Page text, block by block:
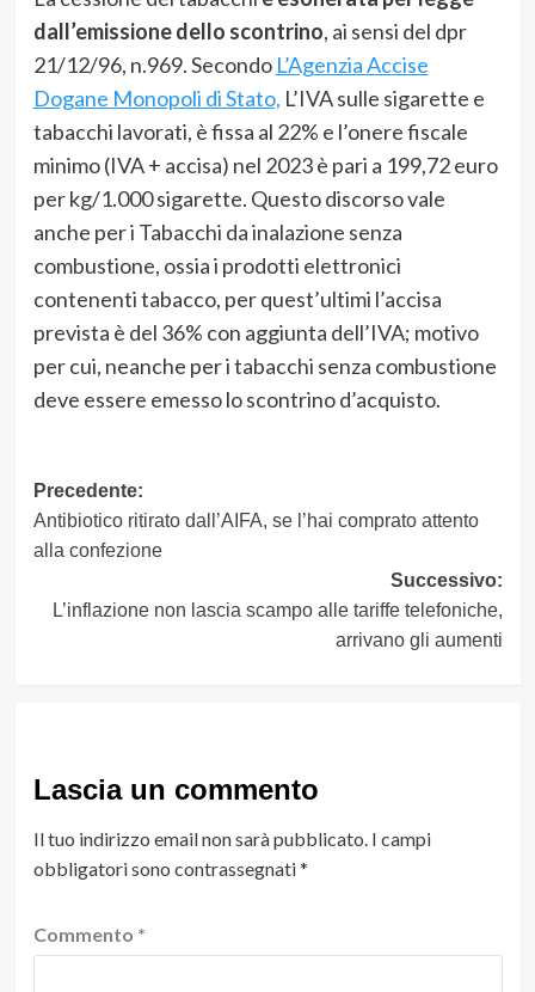
dall’emissione dello scontrino, ai sensi del dpr
21/12/96, n.969. Secondo L’Agenzia Accise
Dogane Monopoli di Stato, L’IVA sulle sigarette e
tabacchi lavorati, è fissa al 22% e l’onere fiscale
minimo (IVA + accisa) nel 2023 è pari a 199,72 euro
per kg/1.000 sigarette. Questo discorso vale
anche per i Tabacchi da inalazione senza
combustione, ossia i prodotti elettronici
contenenti tabacco, per quest’ultimi l’accisa
prevista è del 36% con aggiunta dell’IVA; motivo
per cui, neanche per i tabacchi senza combustione
deve essere emesso lo scontrino d’acquisto.
Navigazione
articolo
Precedente:
Antibiotico ritirato dall’AIFA, se l’hai comprato attento
alla confezione
Successivo:
L’inflazione non lascia scampo alle tariffe telefoniche,
arrivano gli aumenti
Lascia un commento
Il tuo indirizzo email non sarà pubblicato. I campi
obbligatori sono contrassegnati*
Commento *